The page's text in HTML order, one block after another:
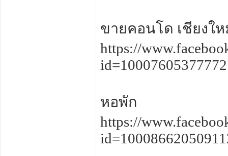
ขายคอนโด เชียงใ
https://
หอพัก
https://